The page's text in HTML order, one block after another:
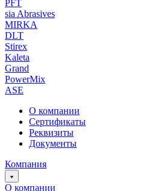
PFT
sia Abrasives
MIRKA
DLT
Stirex
Kaleta
Grand
PowerMix
ASE
О компании
Сертификаты
Реквизиты
Документы
Компания
О компании